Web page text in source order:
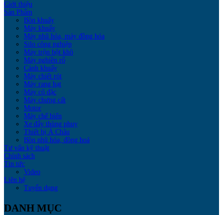
Giới thiệu
Sản Phẩm
Bồn khuấy
Máy khuấy
Máy nhũ hóa, máy đồng hóa
Silo công nghiệp
Máy trộn bột khô
Máy nghiền rổ
Cánh khuấy
Máy chiết rót
Máy rang hạt
Máy cô đặc
Máy chưng cất
Motor
Máy chế biến
Xe đẩy thùng phuy
Thiết bị Á Châu
Bồn nhũ hóa, đồng hoá
Tư vấn kỹ thuật
Chính sách
Tin tức
Video
Liên hệ
Tuyển dụng
DANH MỤC